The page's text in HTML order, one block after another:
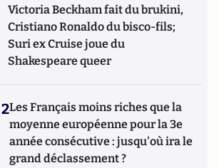
Victoria Beckham fait du brukini,
Cristiano Ronaldo du bisco-fils;
Suri ex Cruise joue du
Shakespeare queer
2Les Français moins riches que la
moyenne européenne pour la 3e
année consécutive : jusqu'où ira le
grand déclassement ?